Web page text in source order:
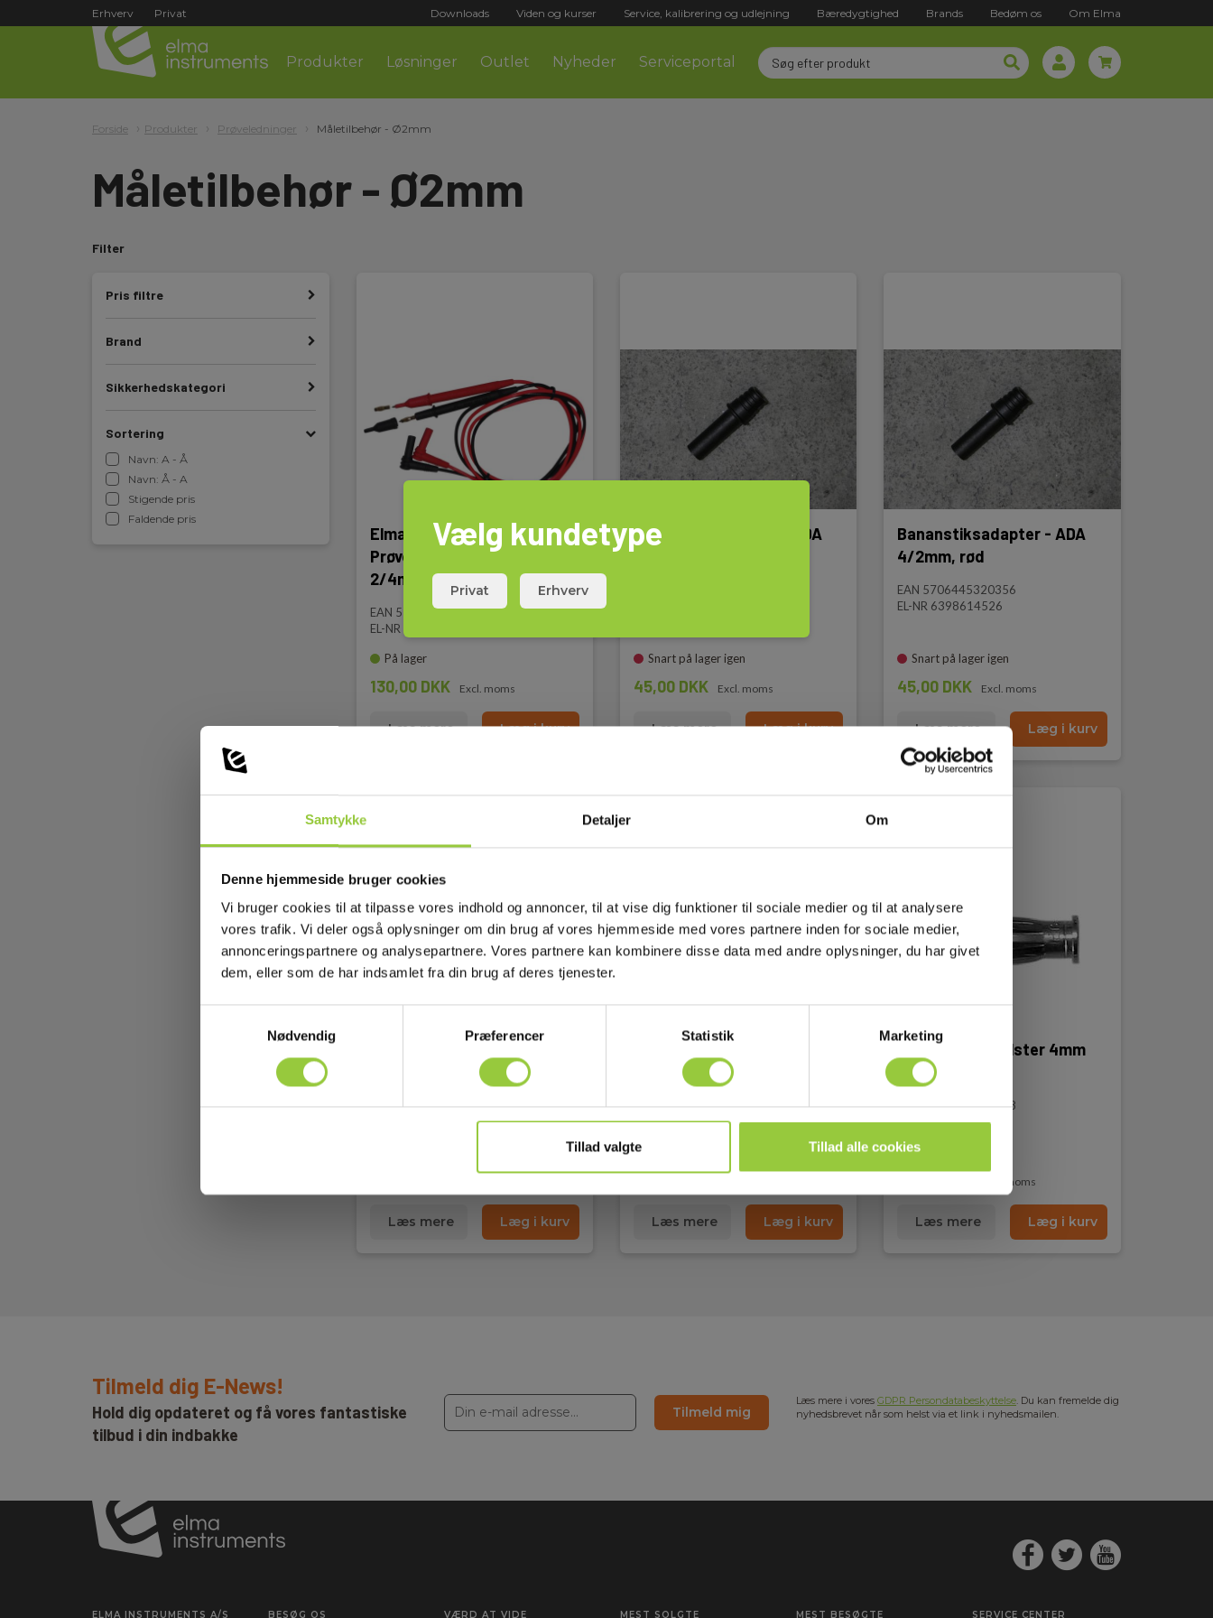
Samtykke Detaljer Om
Denne hjemmeside bruger cookies
Vi bruger cookies til at tilpasse vores indhold og annoncer, til at vise dig funktioner til sociale medier og til at analysere
vores trafik. Vi deler også oplysninger om din brug af vores hjemmeside med vores partnere inden for sociale medier,
annonceringspartnere og analysepartnere. Vores partnere kan kombinere disse data med andre oplysninger, du har givet
dem, eller som de har indsamlet fra din brug af deres tjenester.
Nødvendig
Præferencer Statistik Marketing
Tillad valgte Tillad alle cookies
Erhverv Privat Downloads Viden og kurser Service, kalibrering og udlejning Bæredygtighed Brands Bedøm os Om Elma
Produkter Løsninger Outlet Nyheder Serviceportal
Forside Produkter Prøveledninger Måletilbehør - Ø2mm
Måletilbehør - Ø2mm
Filter
Pris filtre
Brand
Sikkerhedskategori
Sortering
Navn: A - Å
Navn: Å - A
Stigende pris
Faldende pris
Elma TS24
Prøveledningssæt m.
2/4mm probe, silikone
EAN 5703534830307
EL-NR 8798324045
På lager
130,00 DKK Excl. moms
Læs mere Læg i kurv
Bananstiksadapter - ADA
4/2mm, sort
Snart på lager igen
45,00 DKK Excl. moms
Læs mere Læg i kurv
Bananstiksadapter - ADA
4/2mm, rød
EAN 5706445320356
EL-NR 6398614526
Snart på lager igen
45,00 DKK Excl. moms
Læs mere Læg i kurv
EAN 5706445320035
Læs mere Læg i kurv
rød, 2mm
EAN 5706445320042
EL-NR 6398614571
60,00 DKK
Læs mere Læg i kurv
60440 bananhylster 4mm
med fjedre
EAN 5706445320608
EL-NR 6398615978
På lager
Excl. moms
Læs mere Læg i kurv
Tilmeld dig E-News!
Hold dig opdateret og få vores fantastiske
tilbud i din indbakke
Tilmeld mig
Læs mere i vores GDPR Persondatabeskyttelse. Du kan fremelde dig
nyhedsbrevet når som helst via et link i nyhedsmailen.
ELMA INSTRUMENTS A/S BESØG OS VÆRD AT VIDE MEST SOLGTE MEST BESØGTE SERVICE CENTER
Vælg kundetype
Privat Erhverv